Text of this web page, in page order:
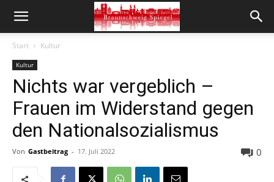
Start Kultur
Kultur
Nichts war vergeblich –
Frauen im Widerstand gegen
den Nationalsozialismus
Von Gastbeitrag - 17. Juli 2022 0